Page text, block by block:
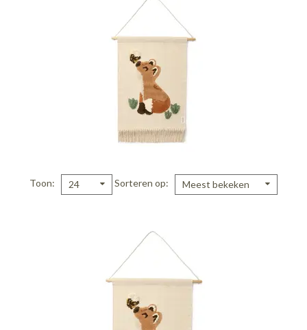
Toon 24 Sorteren op Meest bekeken